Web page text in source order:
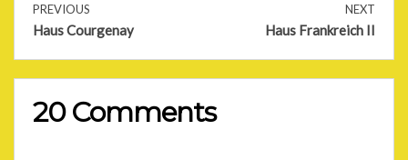
PREVIOUS
Haus Courgenay
NEXT
Haus Frankreich II
20 Comments